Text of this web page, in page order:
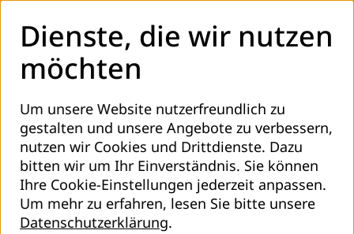
Annexes:
Annex 2 CV Template(Word)
Annex 3 Template Financial Proposal
Weltweit
Dienste, die wir nutzen
möchten
Um unsere Website nutzerfreundlich zu
gestalten und unsere Angebote zu verbessern,
nutzen wir Cookies und Drittdienste. Dazu
bitten wir um Ihr Einverständnis. Sie können
Ihre Cookie-Einstellungen jederzeit anpassen.
Um mehr zu erfahren, lesen Sie bitte unsere
Datenschutzerklärung.